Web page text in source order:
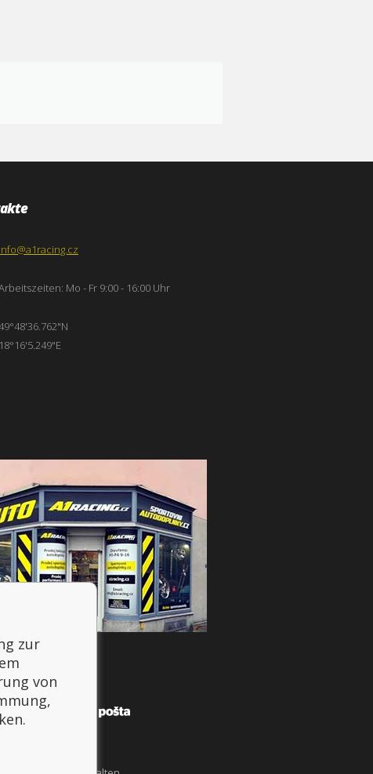
info@a1racing.cz
Mo - Fr 9:00 - 16:00 Uhr
18°16'5.249"E
zur
von